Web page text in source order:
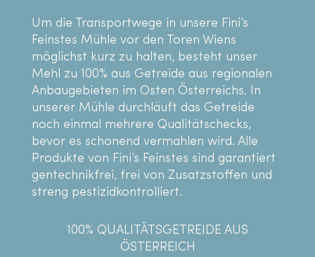
Um die Transportwege in unsere Fini’s
Feinstes Mühle vor den Toren Wiens
möglichst kurz zu halten, besteht unser
Mehl zu 100% aus Getreide aus regionalen
Anbaugebieten im Osten Österreichs. In
unserer Mühle durchläuft das Getreide
noch einmal mehrere Qualitätschecks,
bevor es schonend vermahlen wird. Alle
Produkte von Fini’s Feinstes sind garantiert
gentechnikfrei, frei von Zusatzstoffen und
streng pestizidkontrolliert.
100% QUALITÄTSGETREIDE AUS
ÖSTERREICH